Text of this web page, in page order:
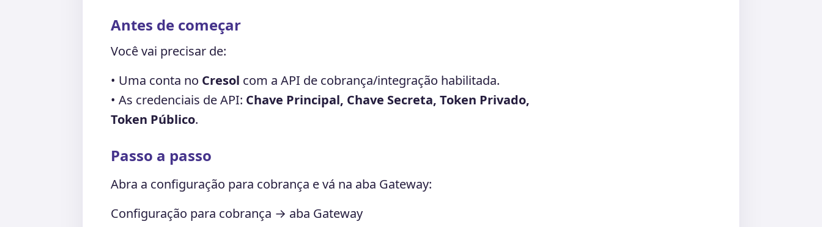
Antes de começar
Você vai precisar de:
• Uma conta no Cresol com a API de cobrança/integração habilitada.
• As credenciais de API: Chave Principal, Chave Secreta, Token Privado,
Token Público.
Passo a passo
Abra a configuração para cobrança e vá na aba Gateway:
Configuração para cobrança → aba Gateway